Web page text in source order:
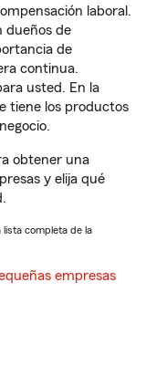
laboral.
dueños de
de
continua.
usted. En la
tiene los productos
obtener una
y elija qué
lista completa de la
empresas